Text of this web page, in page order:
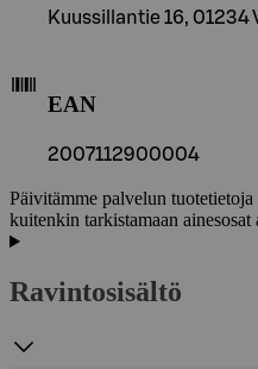
Kuussillantie 16, 01234
EAN
2007112900004
Päivitämme palvelun
kuitenkin tarkistamaan
Ravintosisältö